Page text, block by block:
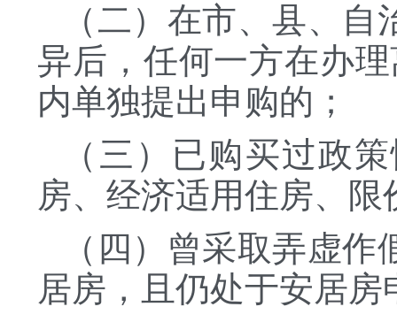
（二）在市、县、
异后，任何一方在办
内单独提出申购的；
（三）已购买过政
房、经济适用住房、
（四）曾采取弄虚
居房，且仍处于安居